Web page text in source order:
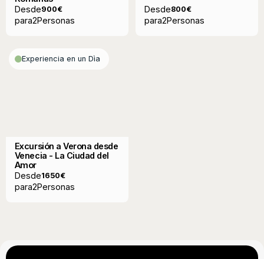
Desde900€
para2Personas
Desde800€
para2Personas
Experiencia en un Dìa
Excursión a Verona desde
Venecia - La Ciudad del
Amor
Desde1650€
para2Personas